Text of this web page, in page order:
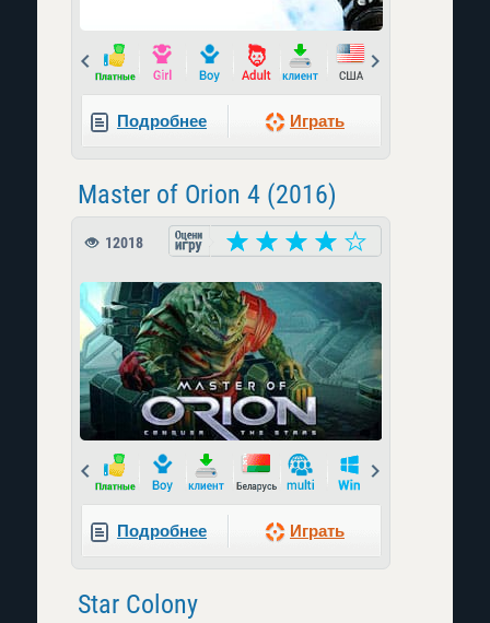
Prev
Подробнее Играть
Master of Orion 4 (2016)
12018
Prev
Подробнее Играть
Star Colony